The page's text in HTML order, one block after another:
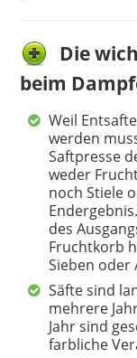
Die
beim
Weil
werden
Saftpresse
weder
noch Stiele
des
Fruchtkorb
Sieben oder
Säfte sind
mehrere
Jahr sind
farbliche